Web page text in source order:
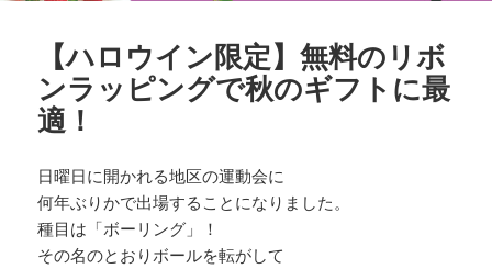
【ハロウイン限定】無料のリボ
ンラッピングで秋のギフトに最
適！
日曜日に開かれる地区の運動会に
何年ぶりかで出場することになりました。
種目は「ボーリング」！
その名のとおりボールを転がして